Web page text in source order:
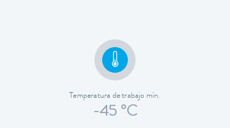
Temperatura de trabajo mín.
-45 °C